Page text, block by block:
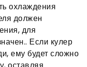
охлаждения
должен
для
Если кулер
ему будет сложно